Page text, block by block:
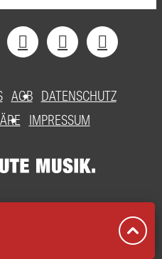
AGB DATENSCHUTZ
IMPRESSUM